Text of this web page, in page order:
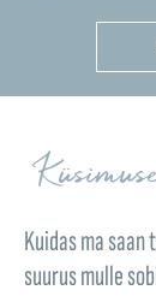
Kuidas ma
suurus mulle